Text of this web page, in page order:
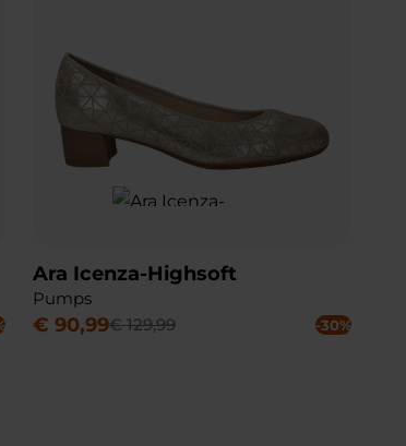
Ara Icenza-Highsoft
Pumps
€ 90,99€ 129,99 -30%